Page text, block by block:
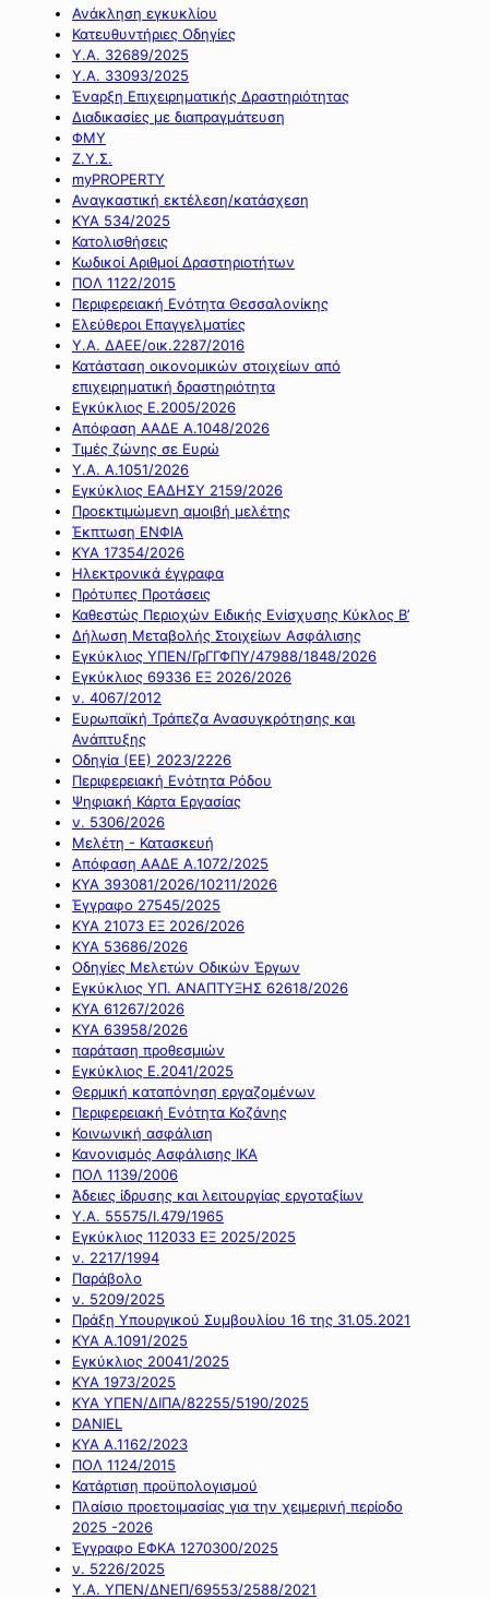
Ανάκληση εγκυκλίου
Κατευθυντήριες Οδηγίες
Υ.Α. 32689/2025
Υ.Α. 33093/2025
Έναρξη Επιχειρηματικής Δραστηριότητας
Διαδικασίες με διαπραγμάτευση
ΦΜΥ
Ζ.Υ.Σ.
myPROPERTY
Αναγκαστική εκτέλεση/κατάσχεση
ΚΥΑ 534/2025
Κατολισθήσεις
Κωδικοί Αριθμοί Δραστηριοτήτων
ΠΟΛ 1122/2015
Περιφερειακή Ενότητα Θεσσαλονίκης
Ελεύθεροι Επαγγελματίες
Υ.Α. ΔΑΕΕ/οικ.2287/2016
Κατάσταση οικονομικών στοιχείων από
επιχειρηματική δραστηριότητα
Εγκύκλιος Ε.2005/2026
Απόφαση ΑΑΔΕ Α.1048/2026
Τιμές ζώνης σε Ευρώ
Υ.Α. Α.1051/2026
Εγκύκλιος ΕΑΔΗΣΥ 2159/2026
Προεκτιμώμενη αμοιβή μελέτης
Έκπτωση ΕΝΦΙΑ
ΚΥΑ 17354/2026
Ηλεκτρονικά έγγραφα
Πρότυπες Προτάσεις
Καθεστώς Περιοχών Ειδικής Ενίσχυσης Κύκλος Β’
Δήλωση Μεταβολής Στοιχείων Ασφάλισης
Εγκύκλιος ΥΠΕΝ/ΓρΓΓΦΠΥ/47988/1848/2026
Εγκύκλιος 69336 ΕΞ 2026/2026
ν. 4067/2012
Ευρωπαϊκή Τράπεζα Ανασυγκρότησης και
Ανάπτυξης
Οδηγία (ΕΕ) 2023/2226
Περιφερειακή Ενότητα Ρόδου
Ψηφιακή Κάρτα Εργασίας
ν. 5306/2026
Μελέτη - Κατασκευή
Απόφαση ΑΑΔΕ Α.1072/2025
ΚΥΑ 393081/2026/10211/2026
Έγγραφο 27545/2025
ΚΥΑ 21073 ΕΞ 2026/2026
ΚΥΑ 53686/2026
Οδηγίες Μελετών Οδικών Έργων
Εγκύκλιος ΥΠ. ΑΝΑΠΤΥΞΗΣ 62618/2026
ΚΥΑ 61267/2026
ΚΥΑ 63958/2026
παράταση προθεσμιών
Εγκύκλιος Ε.2041/2025
Θερμική καταπόνηση εργαζομένων
Περιφερειακή Ενότητα Κοζάνης
Κοινωνική ασφάλιση
Κανονισμός Ασφάλισης ΙΚΑ
ΠΟΛ 1139/2006
Άδειες ίδρυσης και λειτουργίας εργοταξίων
Υ.Α. 55575/Ι.479/1965
Εγκύκλιος 112033 ΕΞ 2025/2025
ν. 2217/1994
Παράβολο
ν. 5209/2025
Πράξη Υπουργικού Συμβουλίου 16 της 31.05.2021
ΚΥΑ Α.1091/2025
Εγκύκλιος 20041/2025
ΚΥΑ 1973/2025
ΚΥΑ ΥΠΕΝ/ΔΙΠΑ/82255/5190/2025
DANIEL
ΚΥΑ Α.1162/2023
ΠΟΛ 1124/2015
Κατάρτιση προϋπολογισμού
Πλαίσιο προετοιμασίας για την χειμερινή περίοδο
2025 -2026
Έγγραφο ΕΦΚΑ 1270300/2025
ν. 5226/2025
Υ.Α. ΥΠΕΝ/ΔΝΕΠ/69553/2588/2021